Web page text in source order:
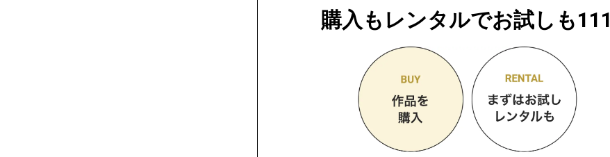
購入もレンタルでお試しも111